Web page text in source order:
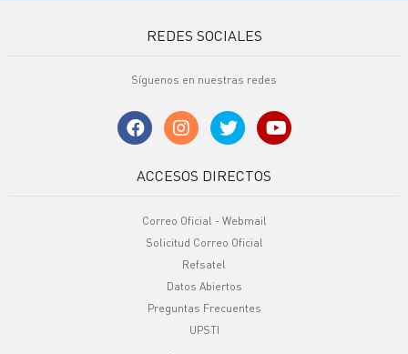
REDES SOCIALES
Síguenos en nuestras redes
ACCESOS DIRECTOS
Correo Oficial - Webmail
Solicitud Correo Oficial
Refsatel
Datos Abiertos
Preguntas Frecuentes
UPSTI